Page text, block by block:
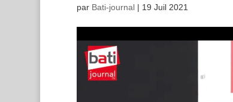
par Bati-journal| 19 Juil 2021